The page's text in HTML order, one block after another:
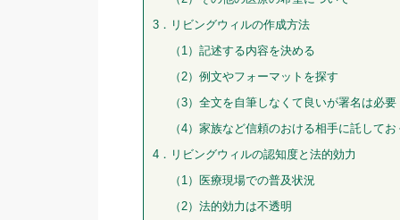
3．リビングウィルの作成方法
（1）記述する内容を決める
（2）例文やフォーマットを探す
（3）全文を自筆しなくて良いが署名は必要
（4）家族など信頼のおける相手に託してお
4．リビングウィルの認知度と法的効力
（1）医療現場での普及状況
（2）法的効力は不透明